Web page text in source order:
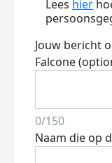
Lees hier
Jouw bericht
Falcone
0/150
Naam die op